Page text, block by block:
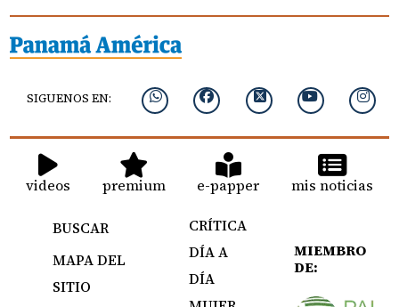
SIGUENOS EN:
videos premium e-papper mis noticias
BUSCAR
MAPA DEL
SITIO
CRÍTICA
DÍA A
DÍA
MIEMBRO
DE: